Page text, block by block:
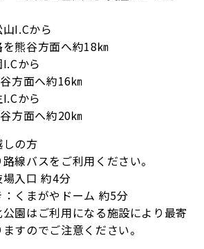
I.Cから
熊谷方面へ約18㎞
から
方面へ約16㎞
から
方面へ約20㎞
しの方
線バスをご利用ください。
入口 約4分
くまがやドーム 約5分
園はご利用になる施設により最寄
すのでご注意ください。